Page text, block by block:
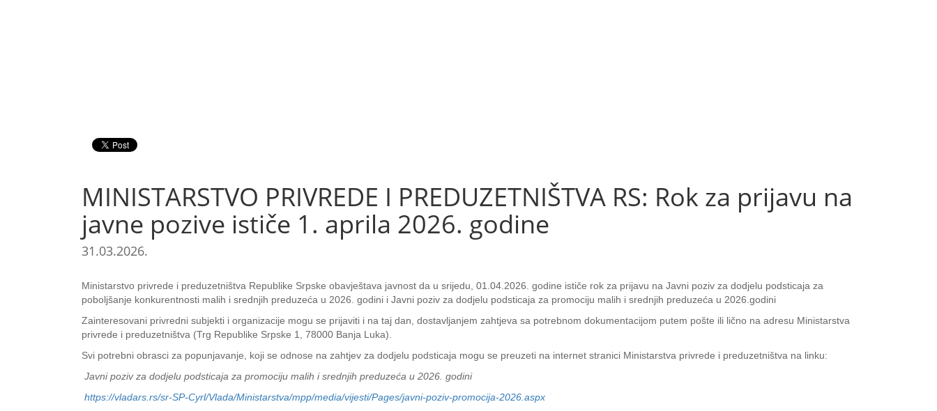
MINISTARSTVO PRIVREDE I PREDUZETNIŠTVA RS: Rok za prijavu na
javne pozive ističe 1. aprila 2026. godine
31.03.2026.
Ministarstvo privrede i preduzetništva Republike Srpske obavještava javnost da u srijedu, 01.04.2026. godine ističe rok za prijavu na Javni poziv za dodjelu podsticaja za
poboljšanje konkurentnosti malih i srednjih preduzeća u 2026. godini i Javni poziv za dodjelu podsticaja za promociju malih i srednjih preduzeća u 2026.godini
Zainteresovani privredni subjekti i organizacije mogu se prijaviti i na taj dan, dostavljanjem zahtjeva sa potrebnom dokumentacijom putem pošte ili lično na adresu Ministarstva
privrede i preduzetništva (Trg Republike Srpske 1, 78000 Banja Luka).
Svi potrebni obrasci za popunjavanje, koji se odnose na zahtjev za dodjelu podsticaja mogu se preuzeti na internet stranici Ministarstva privrede i preduzetništva na linku:
Javni poziv za dodjelu podsticaja za promociju malih i srednjih preduzeća u 2026. godini
https://vladars.rs/sr-SP-Cyrl/Vlada/Ministarstva/mpp/media/vijesti/Pages/javni-poziv-promocija-2026.aspx